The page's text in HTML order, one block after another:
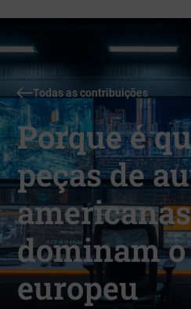
Todas as contribuições
Porque é
peças de
americanas
dominam
europeu